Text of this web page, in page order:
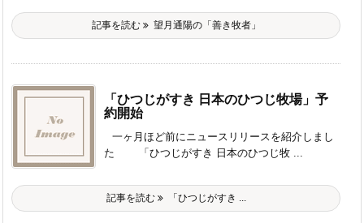
記事を読む 望月通陽の「善き牧者」
「ひつじがすき 日本のひつじ牧場」予
約開始
一ヶ月ほど前にニュースリリースを紹介しまし
た 「ひつじがすき 日本のひつじ牧 ...
記事を読む 「ひつじがすき ...